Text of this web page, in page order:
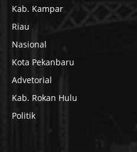
Kab. Kampar
Riau
Nasional
Kota Pekanbaru
Advetorial
Kab. Rokan Hulu
Politik